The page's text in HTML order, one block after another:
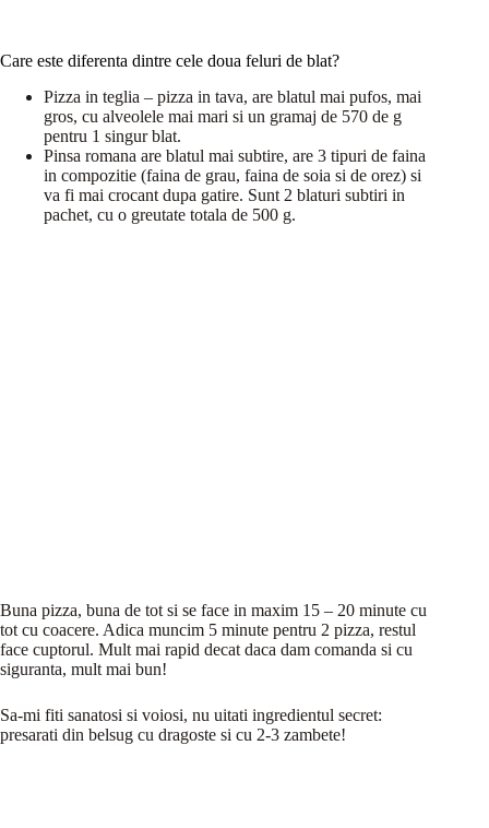
Care este diferenta dintre cele doua feluri de blat?
Pizza in teglia – pizza in tava, are blatul mai pufos, mai
gros, cu alveolele mai mari si un gramaj de 570 de g
pentru 1 singur blat.
Pinsa romana are blatul mai subtire, are 3 tipuri de faina
in compozitie (faina de grau, faina de soia si de orez) si
va fi mai crocant dupa gatire. Sunt 2 blaturi subtiri in
pachet, cu o greutate totala de 500 g.
Buna pizza, buna de tot si se face in maxim 15 – 20 minute cu
tot cu coacere. Adica muncim 5 minute pentru 2 pizza, restul
face cuptorul. Mult mai rapid decat daca dam comanda si cu
siguranta, mult mai bun!
Sa-mi fiti sanatosi si voiosi, nu uitati ingredientul secret:
presarati din belsug cu dragoste si cu 2-3 zambete!